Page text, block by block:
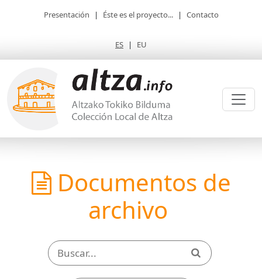
Presentación | Éste es el proyecto... | Contacto
ES | EU
Documentos de
archivo